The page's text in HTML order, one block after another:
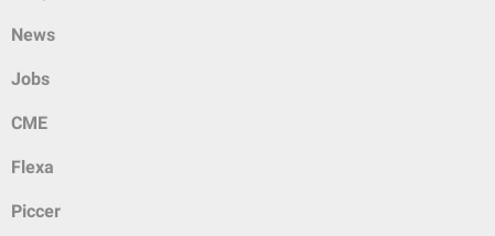
News
Jobs
CME
Flexa
Piccer